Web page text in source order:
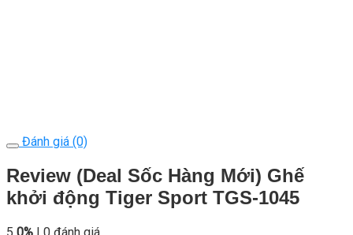
Đánh giá (0)
Review (Deal Sốc Hàng Mới) Ghế
khởi động Tiger Sport TGS-1045
5 0% | 0 đánh giá